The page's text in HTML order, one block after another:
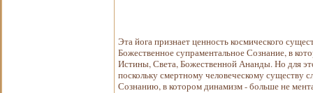
Эта йога признает ценность космического
Божественное супраментальное Сознание, в
Истины, Света, Божественной Ананды. Но для
поскольку смертному человеческому существу
Сознанию, в котором динамизм - больше не